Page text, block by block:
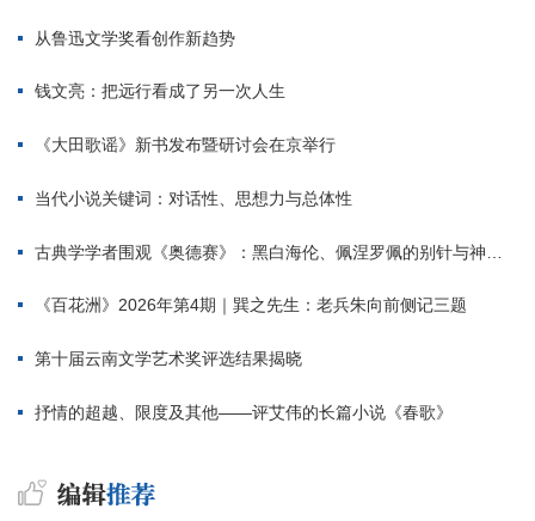
从鲁迅文学奖看创作新趋势
钱文亮：把远行看成了另一次人生
《大田歌谣》新书发布暨研讨会在京举行
当代小说关键词：对话性、思想力与总体性
古典学学者围观《奥德赛》：黑白海伦、佩涅罗佩的别针与神秘入侵者
《百花洲》2026年第4期｜巽之先生：老兵朱向前侧记三题
第十届云南文学艺术奖评选结果揭晓
抒情的超越、限度及其他——评艾伟的长篇小说《春歌》